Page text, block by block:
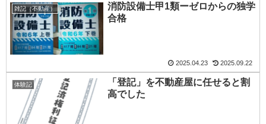
雑記（不動産）
消防設備士甲1類ーゼロからの独学
合格
2025.04.23 2025.09.22
体験記
「登記」を不動産屋に任せると割
高でした